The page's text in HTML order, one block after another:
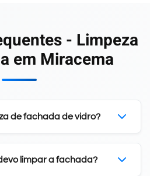
- Limpeza
em Miracema
de fachada de vidro?
limpar a fachada?